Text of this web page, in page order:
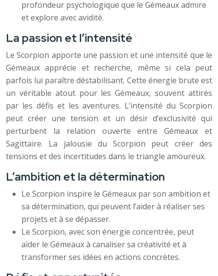
profondeur psychologique que le Gémeaux admire
et explore avec avidité.
La passion et l’intensité
Le Scorpion apporte une passion et une intensité que le
Gémeaux apprécie et recherche, même si cela peut
parfois lui paraître déstabilisant. Cette énergie brute est
un véritable atout pour les Gémeaux, souvent attirés
par les défis et les aventures. L’intensité du Scorpion
peut créer une tension et un désir d’exclusivité qui
perturbent la relation ouverte entre Gémeaux et
Sagittaire. La jalousie du Scorpion peut créer des
tensions et des incertitudes dans le triangle amoureux.
L’ambition et la détermination
Le Scorpion inspire le Gémeaux par son ambition et
sa détermination, qui peuvent l’aider à réaliser ses
projets et à se dépasser.
Le Scorpion, avec son énergie concentrée, peut
aider le Gémeaux à canaliser sa créativité et à
transformer ses idées en actions concrètes.